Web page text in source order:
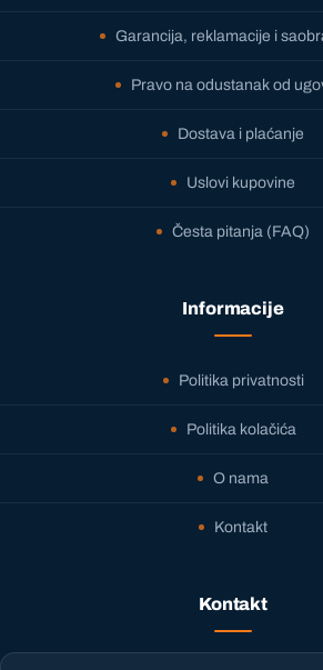
Garancija, reklamacije i
Pravo na odustanak od
Dostava i plaćanje
Uslovi kupovine
Česta pitanja (FAQ)
Informacije
Politika privatnosti
Politika kolačića
O nama
Kontakt
Kontakt